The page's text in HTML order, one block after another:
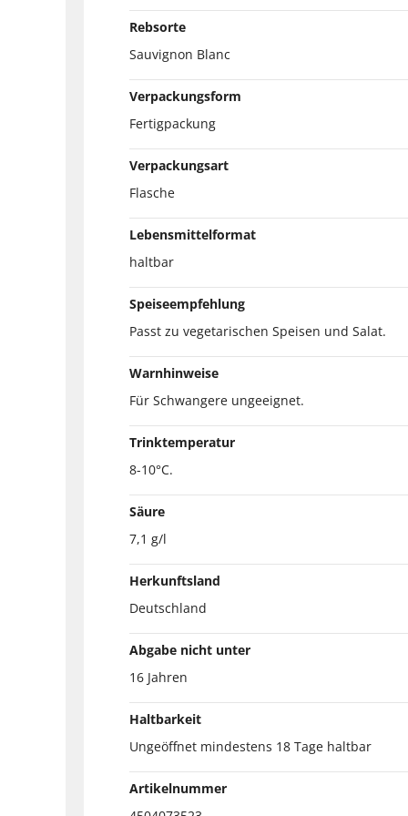
Rebsorte
Sauvignon Blanc
Verpackungsform
Fertigpackung
Verpackungsart
Flasche
Lebensmittelformat
haltbar
Speiseempfehlung
Passt zu vegetarischen Speisen und Salat.
Warnhinweise
Für Schwangere ungeeignet.
Trinktemperatur
8-10°C.
Säure
7,1 g/l
Herkunftsland
Deutschland
Abgabe nicht unter
16 Jahren
Haltbarkeit
Ungeöffnet mindestens 18 Tage haltbar
Artikelnummer